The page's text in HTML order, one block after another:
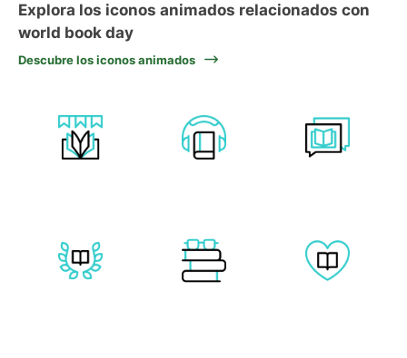
Explora los iconos animados relacionados con
world book day
Descubre los iconos animados